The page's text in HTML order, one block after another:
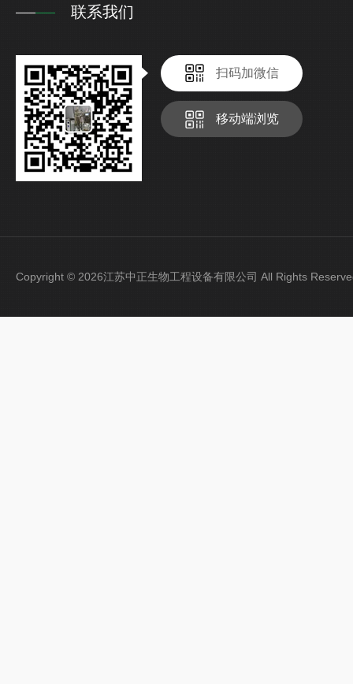
联系我们
扫码加微信
移动端浏览
Copyright © 2026江苏中正生物工程设备有限公司 All Rights